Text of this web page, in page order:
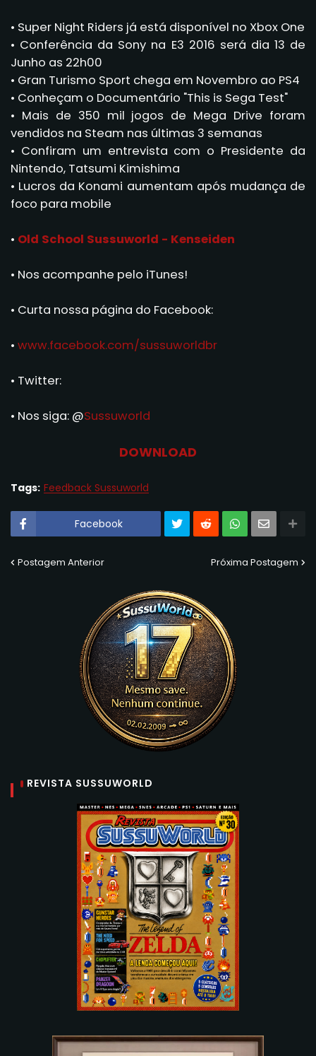
• Super Night Riders já está disponível no Xbox One
• Conferência da Sony na E3 2016 será dia 13 de
Junho as 22h00
• Gran Turismo Sport chega em Novembro ao PS4
• Conheçam o Documentário "This is Sega Test"
• Mais de 350 mil jogos de Mega Drive foram
vendidos na Steam nas últimas 3 semanas
• Confiram um entrevista com o Presidente da
Nintendo, Tatsumi Kimishima
• Lucros da Konami aumentam após mudança de
foco para mobile
• Old School Sussuworld - Kenseiden
• Nos acompanhe pelo iTunes!
• Curta nossa página do Facebook:
• www.facebook.com/sussuworldbr
• Twitter:
• Nos siga: @Sussuworld
DOWNLOAD
Tags: Feedback Sussuworld
Facebook
Postagem Anterior Próxima Postagem
REVISTA SUSSUWORLD